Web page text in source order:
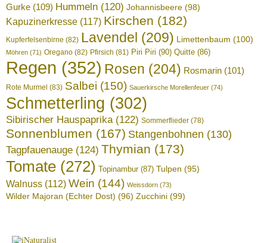
Gurke (109) Hummeln (120) Johannisbeere (98)
Kapuzinerkresse (117) Kirschen (182)
Kupferfelsenbirne (82) Lavendel (209) Limettenbaum (100)
Möhren (71) Oregano (82) Pfirsich (81) Piri Piri (90) Quitte (86)
Regen (352) Rosen (204) Rosmarin (101)
Rote Murmel (83) Salbei (150) Sauerkirsche Morellenfeuer (74)
Schmetterling (302)
Sibirischer Hauspaprika (122) Sommerflieder (78)
Sonnenblumen (167) Stangenbohnen (130)
Tagpfauenauge (124) Thymian (173)
Tomate (272) Topinambur(87) Tulpen (95)
Walnuss (112) Wein (144) Weissdorn (73)
Wilder Majoran (Echter Dost) (96) Zucchini (99)